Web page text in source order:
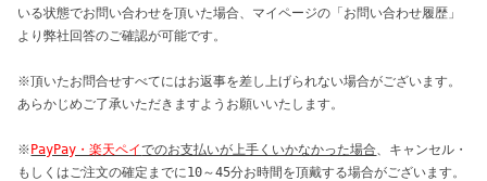
いる状態でお問い合わせを頂いた場合、マイページの「お問い合わせ履歴」
より弊社回答のご確認が可能です。
※頂いたお問合せすべてにはお返事を差し上げられない場合がございます。
あらかじめご了承いただきますようお願いいたします。
※ PayPay・楽天ペイでのお支払いが上手くいかなかった場合、キャンセル・
もしくはご注文の確定までに10～45分お時間を頂戴する場合がございます。